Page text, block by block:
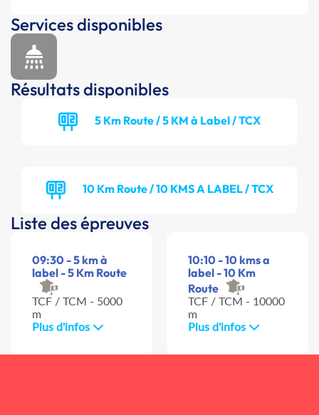
Services disponibles
Résultats disponibles
5 Km Route / 5 KM à Label / TCX
10 Km Route / 10 KMS A LABEL / TCX
Liste des épreuves
09:30 - 5 km à
label - 5 Km Route
TCF / TCM - 5000
m
Plus d'infos
10:10 - 10 kms a
label - 10 Km
Route
TCF / TCM - 10000
m
Plus d'infos